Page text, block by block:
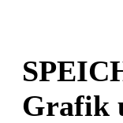
Grafik